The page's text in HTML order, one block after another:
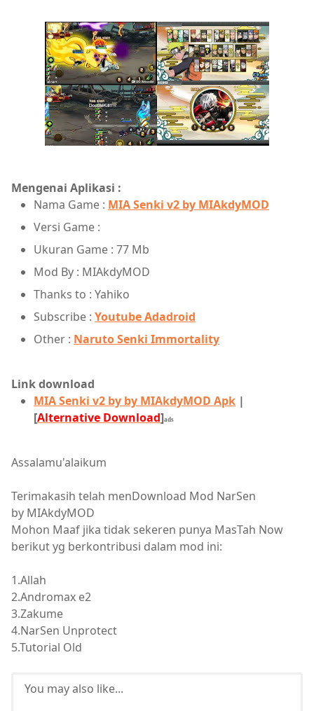
Mengenai Aplikasi :
Nama Game : MIA Senki v2 by MIAkdyMOD
Versi Game :
Ukuran Game : 77 Mb
Mod By : MIAkdyMOD
Thanks to : Yahiko
Subscribe : Youtube Adadroid
Other : Naruto Senki Immortality
Link download
MIA Senki v2 by by MIAkdyMOD Apk |
[Alternative Download]ads
Assalamu'alaikum
Terimakasih telah menDownload Mod NarSen
by MIAkdyMOD
Mohon Maaf jika tidak sekeren punya MasTah Now
berikut yg berkontribusi dalam mod ini:
1.Allah
2.Andromax e2
3.Zakume
4.NarSen Unprotect
5.Tutorial Old
You may also like...